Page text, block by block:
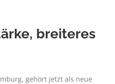
breiteres
gehört jetzt als neue